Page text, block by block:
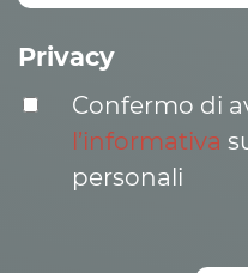
Privacy
Confermo di
l’informativa
personali